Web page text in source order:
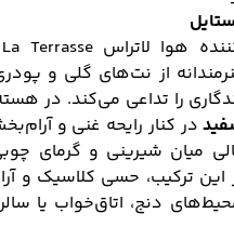
از نت‌های گلی و
را تداعی می‌کند. در
در کنار رایحه غنی و
میان شیرینی و گرمای
این ترکیب، حسی کلاسیک و
دنج، اتاق‌خواب یا